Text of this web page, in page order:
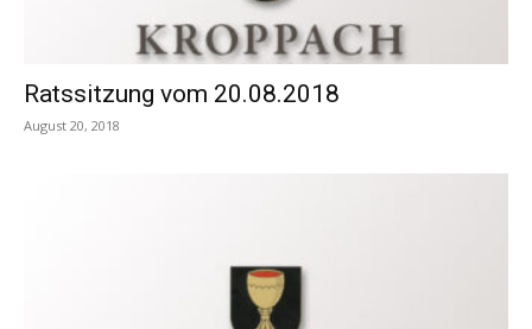
Ratssitzung vom 20.08.2018
August 20, 2018